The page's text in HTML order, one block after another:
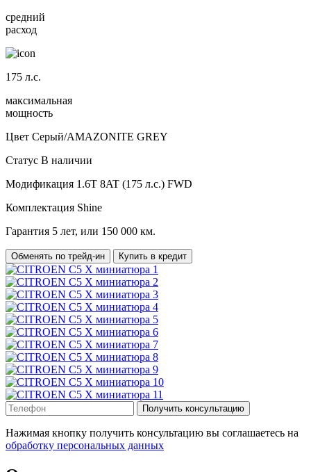
средний
расход
175 л.с.
максимальная
мощность
Цвет Серый/AMAZONITE GREY
Статус В наличии
Модификация 1.6T 8AT (175 л.с.) FWD
Комплектация Shine
Гарантия 5 лет, или 150 000 км.
Обменять по трейд-ин Купить в кредит
Получить консультацию
Нажимая кнопку получить консультацию вы соглашаетесь на
обработку персональных данных